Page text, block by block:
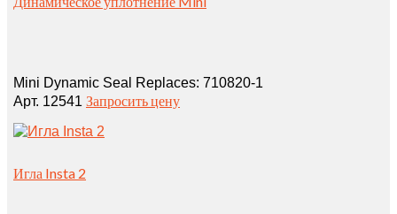
Mini Dynamic Seal Replaces: 710820‑1
Арт. 12541 Запросить цену
Игла Insta 2